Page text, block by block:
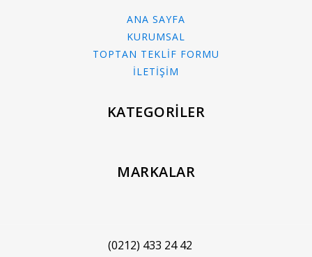
ANA SAYFA
KURUMSAL
TOPTAN TEKLİF FORMU
İLETİŞİM
KATEGORİLER
MARKALAR
(0212) 433 24 42